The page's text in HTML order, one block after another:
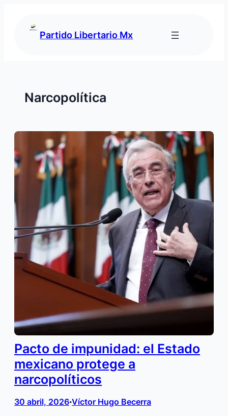
Partido Libertario Mx
Narcopolítica
Pacto de impunidad: el Estado
mexicano protege a
narcopolíticos
30 abril, 2026•Víctor Hugo Becerra